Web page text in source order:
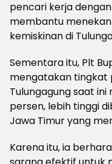
pencari kerja
membantu
kemiskinan di
Sementara itu, Plt
mengatakan tingkat
Tulungagung saat
persen, lebih tinggi
Jawa Timur yang
Karena itu, ia